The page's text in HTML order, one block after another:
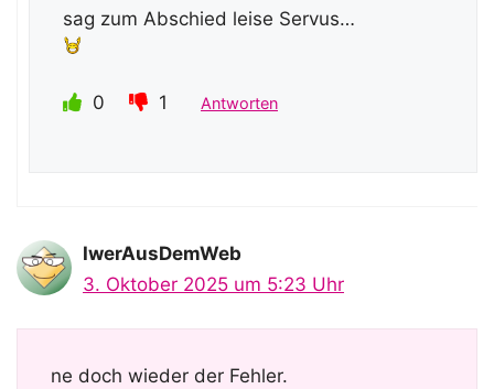
sag zum Abschied leise Servus…
0 1 Antworten
IwerAusDemWeb
3. Oktober 2025 um 5:23 Uhr
ne doch wieder der Fehler.